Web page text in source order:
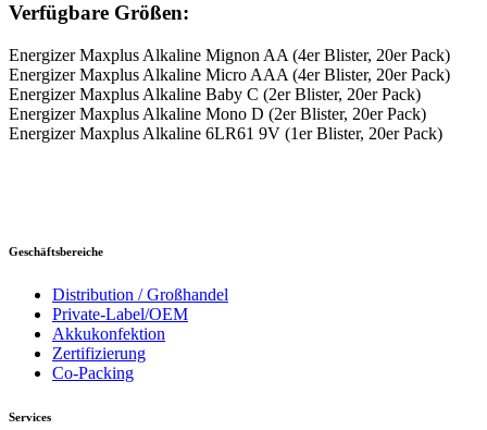
Verfügbare Größen:
Energizer Maxplus Alkaline Mignon AA (4er Blister, 20er Pack)
Energizer Maxplus Alkaline Micro AAA (4er Blister, 20er Pack)
Energizer Maxplus Alkaline Baby C (2er Blister, 20er Pack)
Energizer Maxplus Alkaline Mono D (2er Blister, 20er Pack)
Energizer Maxplus Alkaline 6LR61 9V (1er Blister, 20er Pack)
Geschäftsbereiche
Distribution / Großhandel
Private-Label/OEM
Akkukonfektion
Zertifizierung
Co-Packing
Services